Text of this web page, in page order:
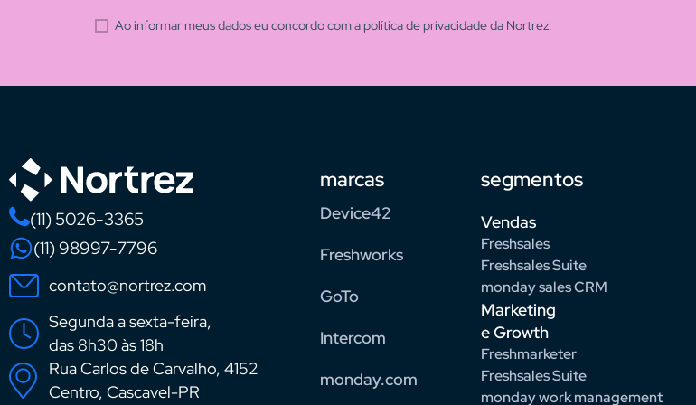
Ao informar meus dados eu concordo com a política de privacidade da Nortrez.
(11) 5026-3365
(11) 98997-7796
contato@nortrez.com
Segunda a sexta-feira,
das 8h30 às 18h
Rua Carlos de Carvalho, 4152
Centro, Cascavel-PR
marcas
Device42
Freshworks
GoTo
Intercom
monday.com
segmentos
Vendas
Freshsales
Freshsales Suite
monday sales CRM
Marketing
e Growth
Freshmarketer
Freshsales Suite
monday work management